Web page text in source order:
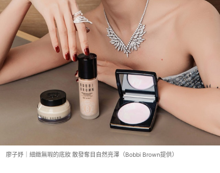
廖子妤｜細緻無瑕的底妝 散發奪目自然亮澤（Bobbi Brown提供）